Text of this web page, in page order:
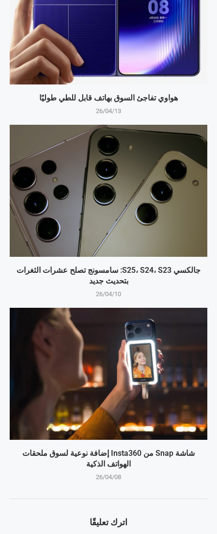
هواوي تفاجئ السوق بهاتف قابل للطي طوليًا
26/04/13
جالكسي S25، S24، S23: سامسونج تصلح عشرات الثغرات
بتحديث جديد
26/04/10
شاشة Snap من Insta360 إضافة نوعية لسوق ملحقات
الهواتف الذكية
26/04/08
اترك تعليقًا